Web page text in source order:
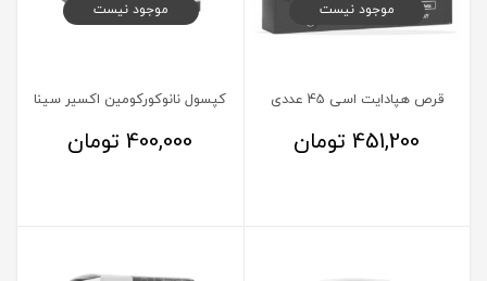
موجود نیست
قرص هپادایت اسی 45 عددی
451,200تومان
موجود نیست
کپسول نانوکورکومین اکسیر سینا
400,000تومان